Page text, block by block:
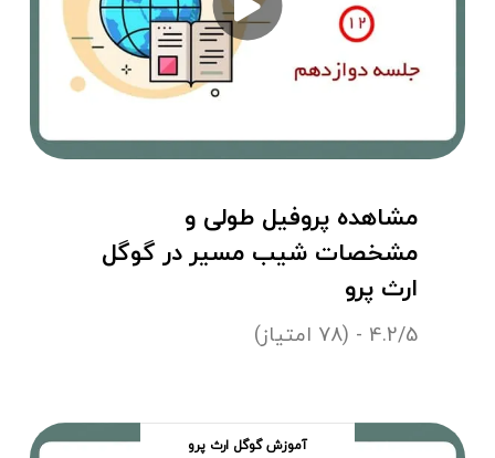
مشاهده پروفیل طولی و
مشخصات شیب مسیر در گوگل
ارث پرو
4.2/5 - (78 امتیاز)
آموزش گوگل ارث پرو